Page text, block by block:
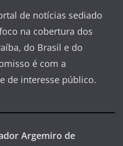
de notícias sediado
na cobertura dos
do Brasil e do
é com a
de interesse público.
Argemiro de